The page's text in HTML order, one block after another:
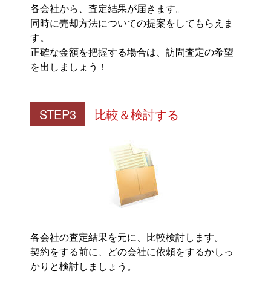
各会社から、査定結果が届きます。
同時に売却方法についての提案をしてもらえま
す。
正確な金額を把握する場合は、訪問査定の希望
を出しましょう！
STEP3 比較＆検討する
各会社の査定結果を元に、比較検討します。
契約をする前に、どの会社に依頼をするかしっ
かりと検討しましょう。